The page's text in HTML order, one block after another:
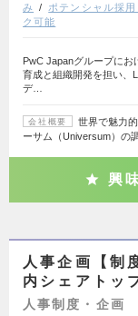
み
ポテンシャル採用
ク可能
PwC Japanグループに
育成と組織開発を担い、
デ…
会社概要
世界で魅力
ーサム（Universum）の
興
人事企画【制
内シェアトッ
人事制度・企画